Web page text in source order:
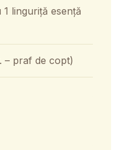
linguriță esență
– praf de copt)